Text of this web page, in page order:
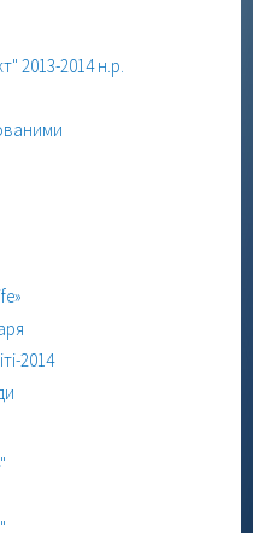
2013-2014 н.р.
2014